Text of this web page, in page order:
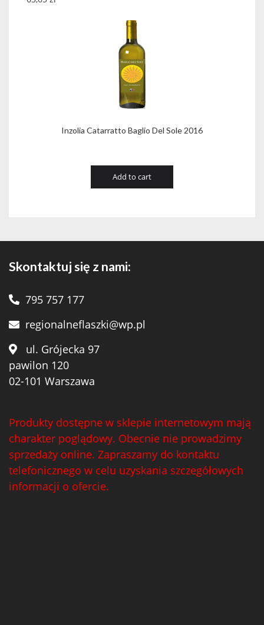
Inzolia Catarratto Baglio Del Sole 2016
Add to cart
Skontaktuj się z nami:
795 757 177
regionalneflaszki@wp.pl
ul. Grójecka 97
pawilon 120
02-101 Warszawa
Produkty dostępne w sklepie internetowym mają
charakter poglądowy. Obecnie nie prowadzimy
sprzedaży online. Zapraszamy do kontaktu
telefonicznego w celu uzyskania szczegółowych
informacji o ofercie.